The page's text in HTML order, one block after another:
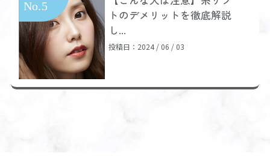
トのデメリットを徹底解説
し...
投稿日：2024 / 06 / 03